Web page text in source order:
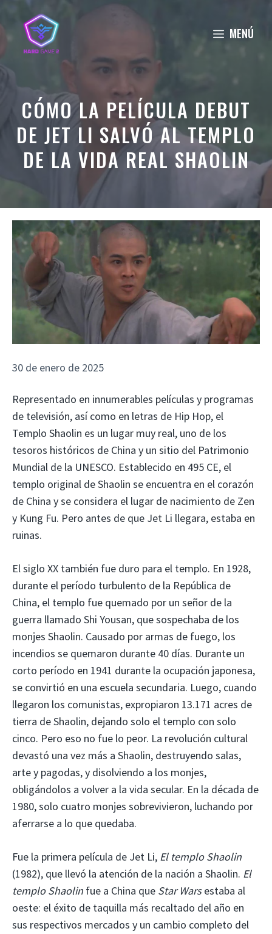
al
contenido
MENÚ
CÓMO LA PELÍCULA DEBUT
DE JET LI SALVÓ AL TEMPLO
DE LA VIDA REAL SHAOLIN
30 de enero de 2025
Representado en innumerables películas y programas
de televisión, así como en letras de Hip Hop, el
Templo Shaolin es un lugar muy real, uno de los
tesoros históricos de China y un sitio del Patrimonio
Mundial de la UNESCO. Establecido en 495 CE, el
templo original de Shaolin se encuentra en el corazón
de China y se considera el lugar de nacimiento de Zen
y Kung Fu. Pero antes de que Jet Li llegara, estaba en
ruinas.
El siglo XX también fue duro para el templo. En 1928,
durante el período turbulento de la República de
China, el templo fue quemado por un señor de la
guerra llamado Shi Yousan, que sospechaba de los
monjes Shaolin. Causado por armas de fuego, los
incendios se quemaron durante 40 días. Durante un
corto período en 1941 durante la ocupación japonesa,
se convirtió en una escuela secundaria. Luego, cuando
llegaron los comunistas, expropiaron 13.171 acres de
tierra de Shaolin, dejando solo el templo con solo
cinco. Pero eso no fue lo peor. La revolución cultural
devastó una vez más a Shaolin, destruyendo salas,
arte y pagodas, y disolviendo a los monjes,
obligándolos a volver a la vida secular. En la década de
1980, solo cuatro monjes sobrevivieron, luchando por
aferrarse a lo que quedaba.
Fue la primera película de Jet Li, El templo Shaolin
(1982), que llevó la atención de la nación a Shaolin. El
templo Shaolin fue a China que Star Warsestaba al
oeste: el éxito de taquilla más recaltado del año en
sus respectivos mercados y un cambio completo del